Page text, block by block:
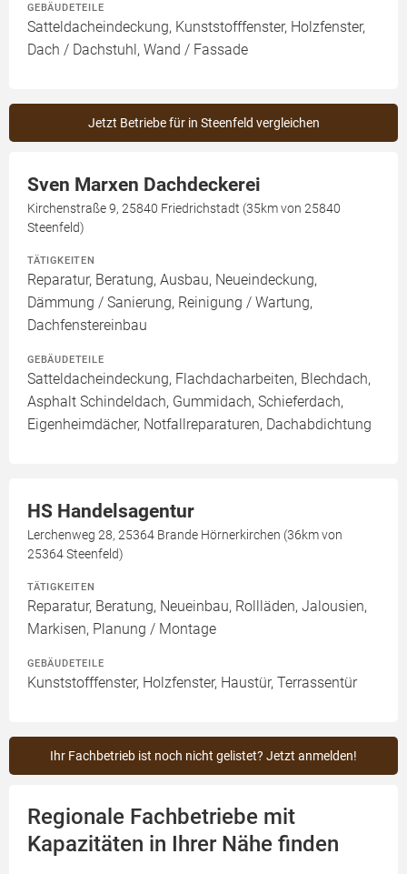
GEBÄUDETEILE
Satteldacheindeckung, Kunststofffenster, Holzfenster,
Dach / Dachstuhl, Wand / Fassade
Jetzt Betriebe für in Steenfeld vergleichen
Sven Marxen Dachdeckerei
Kirchenstraße 9, 25840 Friedrichstadt (35km von 25840
Steenfeld)
TÄTIGKEITEN
Reparatur, Beratung, Ausbau, Neueindeckung,
Dämmung / Sanierung, Reinigung / Wartung,
Dachfenstereinbau
GEBÄUDETEILE
Satteldacheindeckung, Flachdacharbeiten, Blechdach,
Asphalt Schindeldach, Gummidach, Schieferdach,
Eigenheimdächer, Notfallreparaturen, Dachabdichtung
HS Handelsagentur
Lerchenweg 28, 25364 Brande Hörnerkirchen (36km von
25364 Steenfeld)
TÄTIGKEITEN
Reparatur, Beratung, Neueinbau, Rollläden, Jalousien,
Markisen, Planung / Montage
GEBÄUDETEILE
Kunststofffenster, Holzfenster, Haustür, Terrassentür
Ihr Fachbetrieb ist noch nicht gelistet? Jetzt anmelden!
Regionale Fachbetriebe mit
Kapazitäten in Ihrer Nähe finden